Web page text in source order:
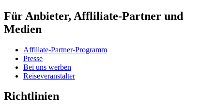
Für Anbieter, Affliliate-Partner und
Medien
Affiliate-Partner-Programm
Presse
Bei uns werben
Reiseveranstalter
Richtlinien